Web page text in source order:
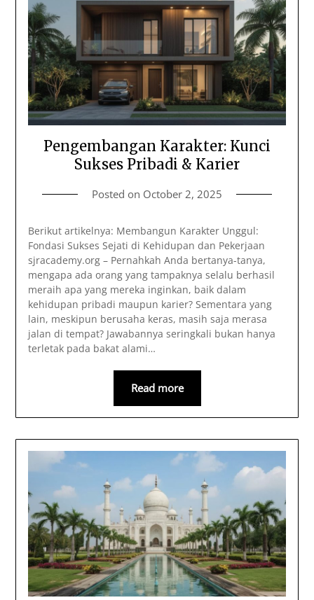
Pengembangan Karakter: Kunci
Sukses Pribadi & Karier
Posted on October 2, 2025
Berikut artikelnya: Membangun Karakter Unggul:
Fondasi Sukses Sejati di Kehidupan dan Pekerjaan
sjracademy.org – Pernahkah Anda bertanya-tanya,
mengapa ada orang yang tampaknya selalu berhasil
meraih apa yang mereka inginkan, baik dalam
kehidupan pribadi maupun karier? Sementara yang
lain, meskipun berusaha keras, masih saja merasa
jalan di tempat? Jawabannya seringkali bukan hanya
terletak pada bakat alami…
Read more